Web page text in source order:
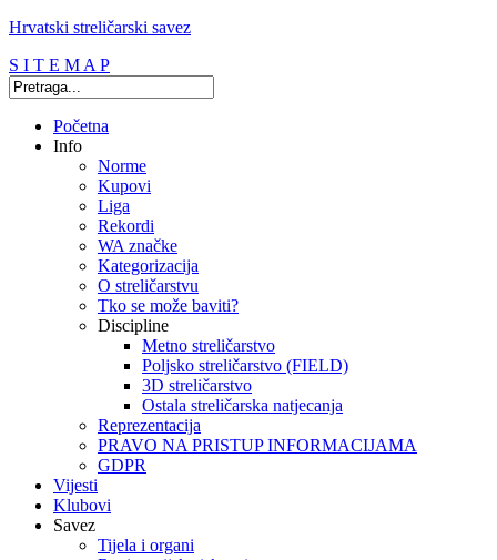
Hrvatski streličarski savez
S I T E M A P
Početna
Info
Norme
Kupovi
Liga
Rekordi
WA značke
Kategorizacija
O streličarstvu
Tko se može baviti?
Discipline
Metno streličarstvo
Poljsko streličarstvo (FIELD)
3D streličarstvo
Ostala streličarska natjecanja
Reprezentacija
PRAVO NA PRISTUP INFORMACIJAMA
GDPR
Vijesti
Klubovi
Savez
Tijela i organi